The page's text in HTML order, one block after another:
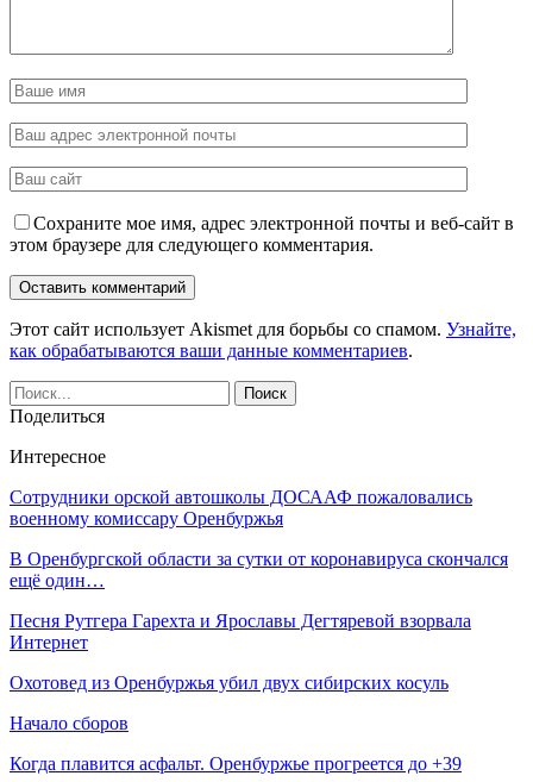
Сохраните мое имя, адрес электронной почты и веб-сайт в
этом браузере для следующего комментария.
Этот сайт использует Akismet для борьбы со спамом. Узнайте,
как обрабатываются ваши данные комментариев.
Поделиться
Интересное
Сотрудники орской автошколы ДОСААФ пожаловались
военному комиссару Оренбуржья
В Оренбургской области за сутки от коронавируса скончался
ещё один…
Песня Рутгера Гарехта и Ярославы Дегтяревой взорвала
Интернет
Охотовед из Оренбуржья убил двух сибирских косуль
Начало сборов
Когда плавится асфальт. Оренбуржье прогреется до +39